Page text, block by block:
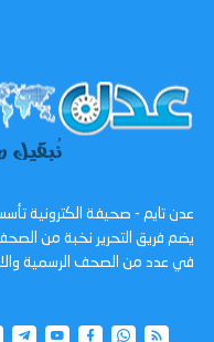
يضم فريق التحرير نخبة من
في عدد من الصحف الرسمية